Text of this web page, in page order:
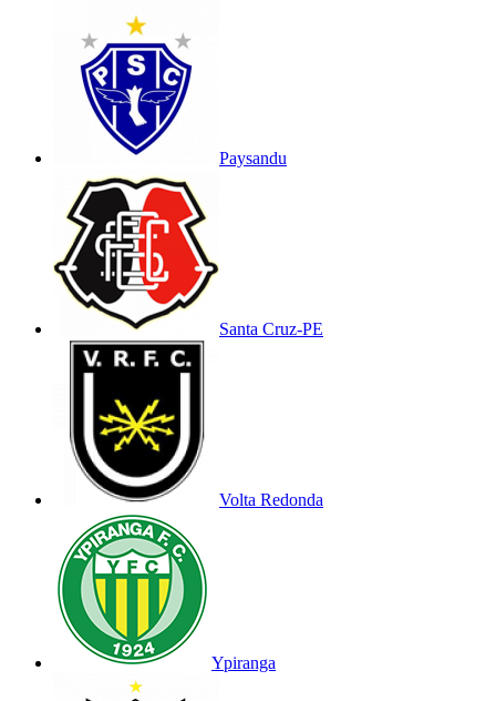
Paysandu
Santa Cruz-PE
Volta Redonda
Ypiranga